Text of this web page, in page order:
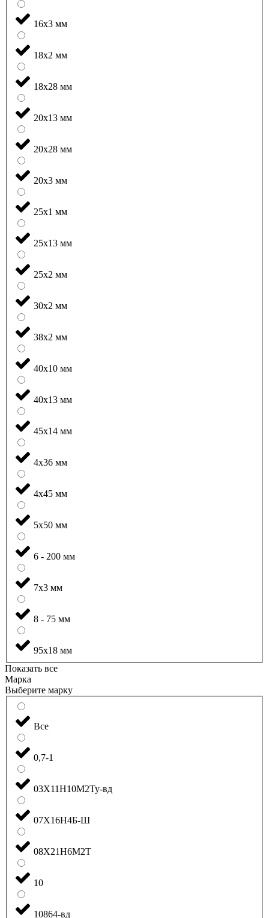
16x3 мм
18x2 мм
18x28 мм
20x13 мм
20x28 мм
20x3 мм
25x1 мм
25x13 мм
25x2 мм
30x2 мм
38x2 мм
40x10 мм
40x13 мм
45x14 мм
4x36 мм
4x45 мм
5x50 мм
6 - 200 мм
7x3 мм
8 - 75 мм
95x18 мм
Показать все
Марка
Выберите марку
Все
0,7-1
03Х11Н10М2Ту-вд
07Х16Н4Б-Ш
08Х21Н6М2Т
10
10864-вд